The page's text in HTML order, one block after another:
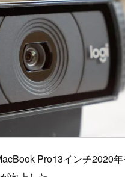
Pro13インチ2020